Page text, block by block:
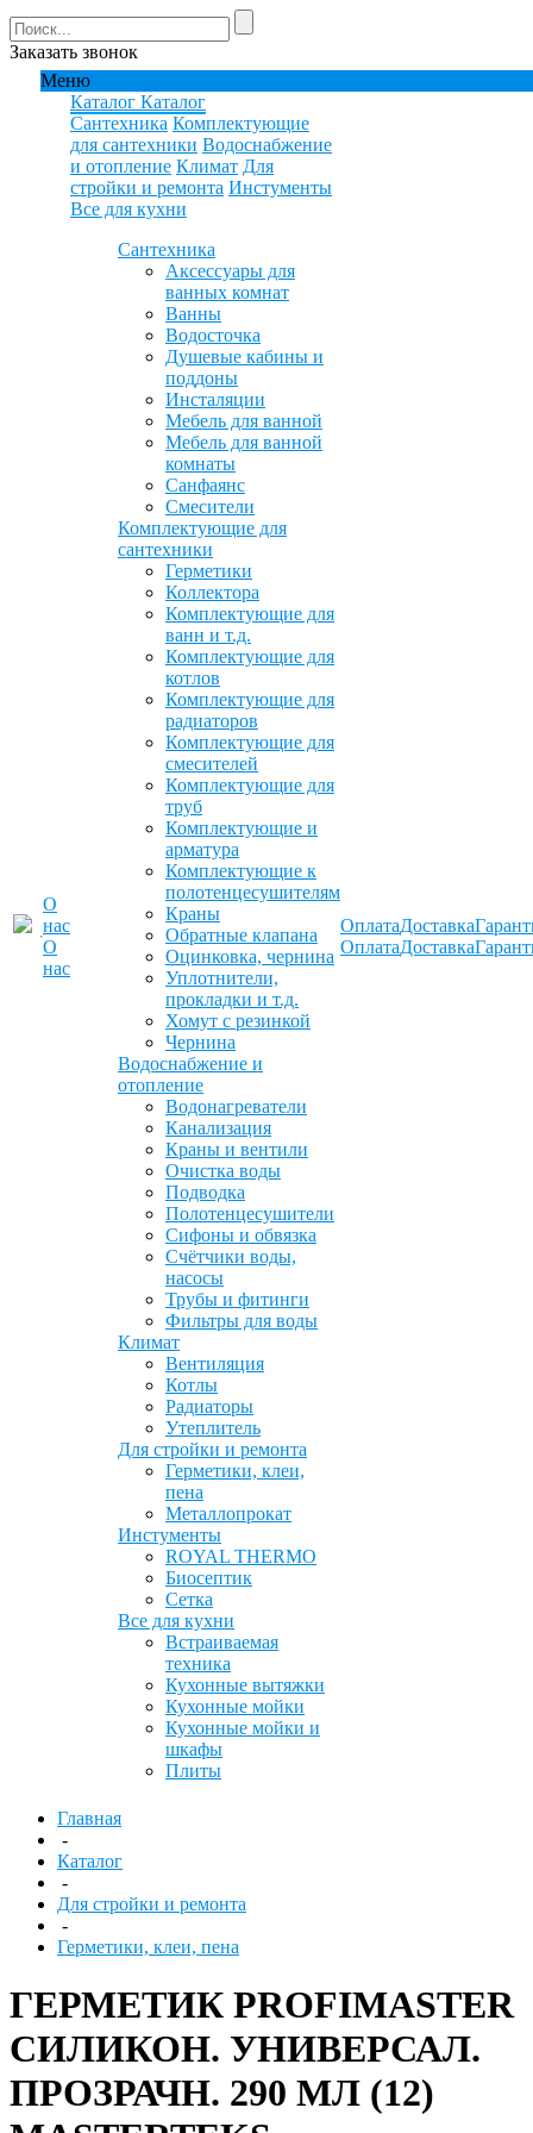
Заказать звонок
Меню
О
нас
О
нас
Каталог Каталог
Сантехника Комплектующие
для сантехники Водоснабжение
и отопление Климат Для
стройки и ремонта Инстументы
Все для кухни
Сантехника
Аксессуары для
ванных комнат
Ванны
Водосточка
Душевые кабины и
поддоны
Инсталяции
Мебель для ванной
Мебель для ванной
комнаты
Санфаянс
Смесители
Комплектующие для
сантехники
Герметики
Коллектора
Комплектующие для
ванн и т.д.
Комплектующие для
котлов
Комплектующие для
радиаторов
Комплектующие для
смесителей
Комплектующие для
труб
Комплектующие и
арматура
Комплектующие к
полотенцесушителям
Краны
Обратные клапана
Оцинковка, чернина
Уплотнители,
прокладки и т.д.
Хомут с резинкой
Чернина
Водоснабжение и
отопление
Водонагреватели
Канализация
Краны и вентили
Очистка воды
Подводка
Полотенцесушители
Сифоны и обвязка
Счётчики воды,
насосы
Трубы и фитинги
Фильтры для воды
Климат
Вентиляция
Котлы
Радиаторы
Утеплитель
Для стройки и ремонта
Герметики, клеи,
пена
Металлопрокат
Инстументы
ROYAL THERMO
Биосептик
Сетка
Все для кухни
Встраиваемая
техника
Кухонные вытяжки
Кухонные мойки
Кухонные мойки и
шкафы
Плиты
Оплата
Оплата
Доставка
Доставка
Главная
-
Каталог
-
Для стройки и ремонта
-
Герметики, клеи, пена
ГЕРМЕТИК PROFIMASTER
СИЛИКОН. УНИВЕРСАЛ.
ПРОЗРАЧН. 290 МЛ (12)